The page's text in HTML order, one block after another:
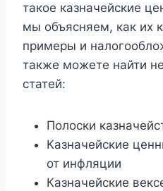
такое казначейские
мы объясняем, как их
примеры и
также можете найти
статей:
Полоски
Казначейские
от инфляции
Казначейские